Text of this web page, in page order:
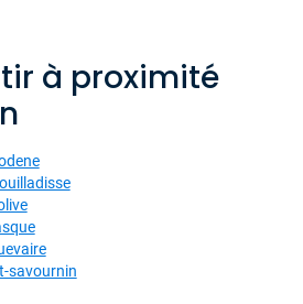
à proximité
savournin